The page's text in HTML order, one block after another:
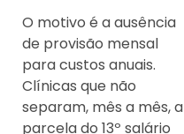
O motivo é a ausência
de provisão mensal
para custos anuais.
Clínicas que não
separam, mês a mês, a
parcela do 13º salário